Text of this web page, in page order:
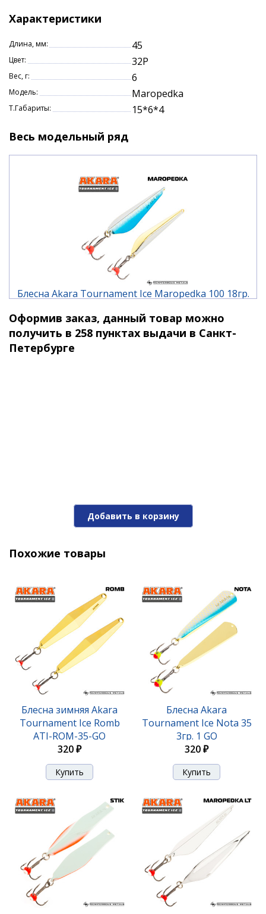
водохранилищах. «Маропедка» может быть
рекомендована как обычным рыбакам, так и
профессиональным спортсменам.
Характеристики
Длина, мм: 45
Цвет: 32P
Вес, г: 6
Модель: Maropedka
Т.Габариты: 15*6*4
Весь модельный ряд
Блесна Akara Tournament Ice Maropedka 100 18гр.
480 ₽
Блесна Akara Tournament Ice Maropedka 100 18гр.
Оформив заказ, данный товар можно
получить в 258 пунктах выдачи в Санкт-
Петербурге
Добавить в корзину
Похожие товары
Блесна зимняя Akara
Tournament Ice Romb
ATI-ROM-35-GO
320 ₽
Блесна Akara
Tournament Ice Nota 35
3гр. 1 GO
320 ₽